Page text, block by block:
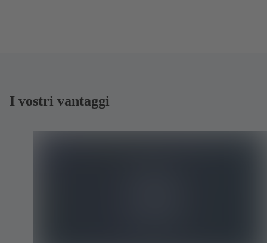
I vostri vantaggi